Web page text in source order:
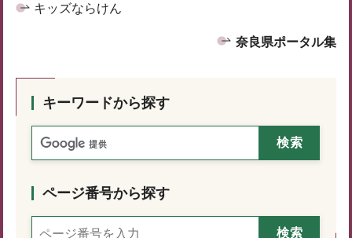
キッズならけん
奈良県ポータル集
キーワードから探す
ページ番号から探す